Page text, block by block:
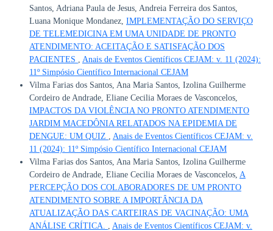
Santos, Adriana Paula de Jesus, Andreia Ferreira dos Santos,
Luana Monique Mondanez, IMPLEMENTAÇÃO DO SERVIÇO
DE TELEMEDICINA EM UMA UNIDADE DE PRONTO
ATENDIMENTO: ACEITAÇÃO E SATISFAÇÃO DOS
PACIENTES
Anais de Eventos Científicos CEJAM: v. 11 (2024):
11º Simpósio Científico Internacional CEJAM
Vilma Farias dos Santos, Ana Maria Santos, Izolina Guilherme
Cordeiro de Andrade, Eliane Cecilia Moraes de Vasconcelos,
IMPACTOS DA VIOLÊNCIA NO PRONTO ATENDIMENTO
JARDIM MACEDÔNIA RELATADOS NA EPIDEMIA DE
DENGUE: UM QUIZ
Anais de Eventos Científicos CEJAM: v.
11 (2024): 11º Simpósio Científico Internacional CEJAM
Vilma Farias dos Santos, Ana Maria Santos, Izolina Guilherme
Cordeiro de Andrade, Eliane Cecilia Moraes de Vasconcelos, A
PERCEPÇÃO DOS COLABORADORES DE UM PRONTO
ATENDIMENTO SOBRE A IMPORTÂNCIA DA
ATUALIZAÇÃO DAS CARTEIRAS DE VACINAÇÃO: UMA
ANÁLISE CRÍTICA.
Anais de Eventos Científicos CEJAM: v.